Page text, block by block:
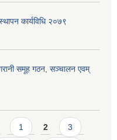
कार्यविधि २०७९
समूह गठन, सञ्चालन एवम्
1 2 3